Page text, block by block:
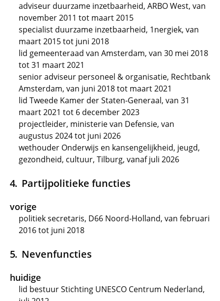
adviseur duurzame inzetbaarheid, ARBO West, van
november 2011 tot maart 2015
specialist duurzame inzetbaarheid, 1nergiek, van
maart 2015 tot juni 2018
lid gemeenteraad van Amsterdam, van 30 mei 2018
tot 31 maart 2021
senior adviseur personeel & organisatie, Rechtbank
Amsterdam, van juni 2018 tot maart 2021
lid Tweede Kamer der Staten-Generaal, van 31
maart 2021 tot 6 december 2023
projectleider, ministerie van Defensie, van
augustus 2024 tot juni 2026
wethouder Onderwijs en kansengelijkheid, jeugd,
gezondheid, cultuur, Tilburg, vanaf juli 2026
Partijpolitieke functies
vorige
politiek secretaris, D66 Noord-Holland, van februari
2016 tot juni 2018
Nevenfuncties
huidige
lid bestuur Stichting UNESCO Centrum Nederland,